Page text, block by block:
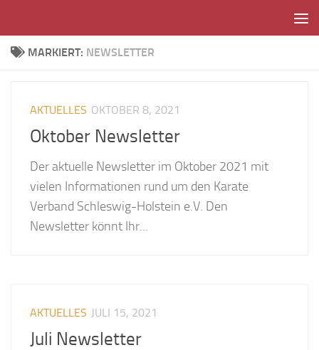
MARKIERT: NEWSLETTER
AKTUELLES OKTOBER 8, 2021
Oktober Newsletter
Der aktuelle Newsletter im Oktober 2021 mit
vielen Informationen rund um den Karate
Verband Schleswig-Holstein e.V. Den
Newsletter könnt Ihr...
AKTUELLES JULI 15, 2021
Juli Newsletter